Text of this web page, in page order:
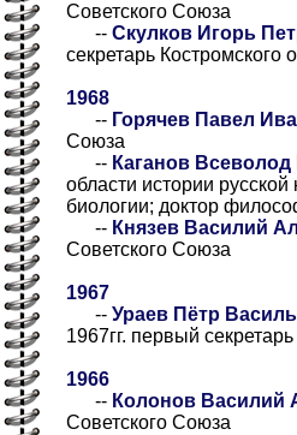
Советского Союза
-- Скулков Игорь
секретарь
1968
-- Горячев Павел
Союза
-- Каганов Всеволод
области истории
биологии; доктор
-- Князев Василий
Советского Союза
1967
-- Ураев Пётр
1967гг. первый
1966
-- Колонов Василий
Советского Союза